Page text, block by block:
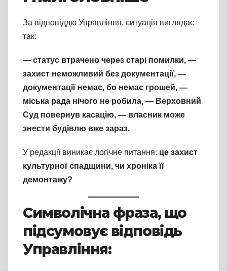
За відповіддю Управління, ситуація виглядає
так:
— статус втрачено через старі помилки, —
захист неможливий без документації, —
документації немає, бо немає грошей, —
міська рада нічого не робила, — Верховний
Суд повернув касацію, — власник може
знести будівлю вже зараз.
У редакції виникає логічне питання: це захист
культурної спадщини, чи хроніка її
демонтажу?
Символічна фраза, що
підсумовує відповідь
Управління: